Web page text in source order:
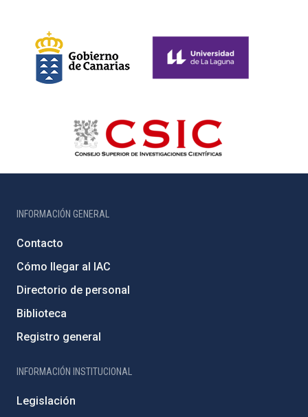
INFORMACIÓN GENERAL
Contacto
Cómo llegar al IAC
Directorio de personal
Biblioteca
Registro general
INFORMACIÓN INSTITUCIONAL
Legislación